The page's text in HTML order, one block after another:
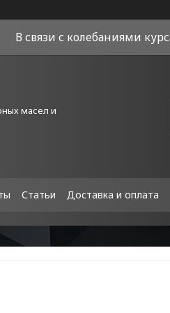
В связи с колебаниями
масел и
Статьи Доставка и оплата